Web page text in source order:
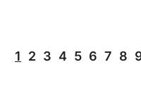
1 2 3 4 5 6 7 8